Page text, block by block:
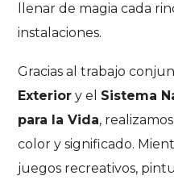
llenar de magia cada
instalaciones.
Gracias al trabajo
Exterior y el Sistema
para la Vida,
color y significado.
juegos recreativos,